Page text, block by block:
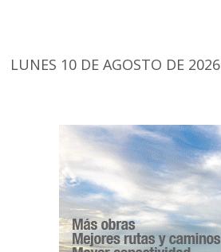
LUNES 10 DE AGOSTO DE 2026